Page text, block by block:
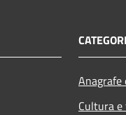
Cultura